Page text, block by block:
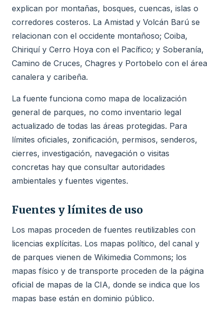
explican por montañas, bosques, cuencas, islas o
corredores costeros. La Amistad y Volcán Barú se
relacionan con el occidente montañoso; Coiba,
Chiriquí y Cerro Hoya con el Pacífico; y Soberanía,
Camino de Cruces, Chagres y Portobelo con el área
canalera y caribeña.
La fuente funciona como mapa de localización
general de parques, no como inventario legal
actualizado de todas las áreas protegidas. Para
límites oficiales, zonificación, permisos, senderos,
cierres, investigación, navegación o visitas
concretas hay que consultar autoridades
ambientales y fuentes vigentes.
Fuentes y límites de uso
Los mapas proceden de fuentes reutilizables con
licencias explícitas. Los mapas político, del canal y
de parques vienen de Wikimedia Commons; los
mapas físico y de transporte proceden de la página
oficial de mapas de la CIA, donde se indica que los
mapas base están en dominio público.